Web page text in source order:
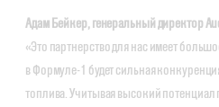
Адам Бейкер, генеральный директор
«Это партнерство для нас имеет
в Формуле-1 будет сильная
топлива. Учитывая высокий